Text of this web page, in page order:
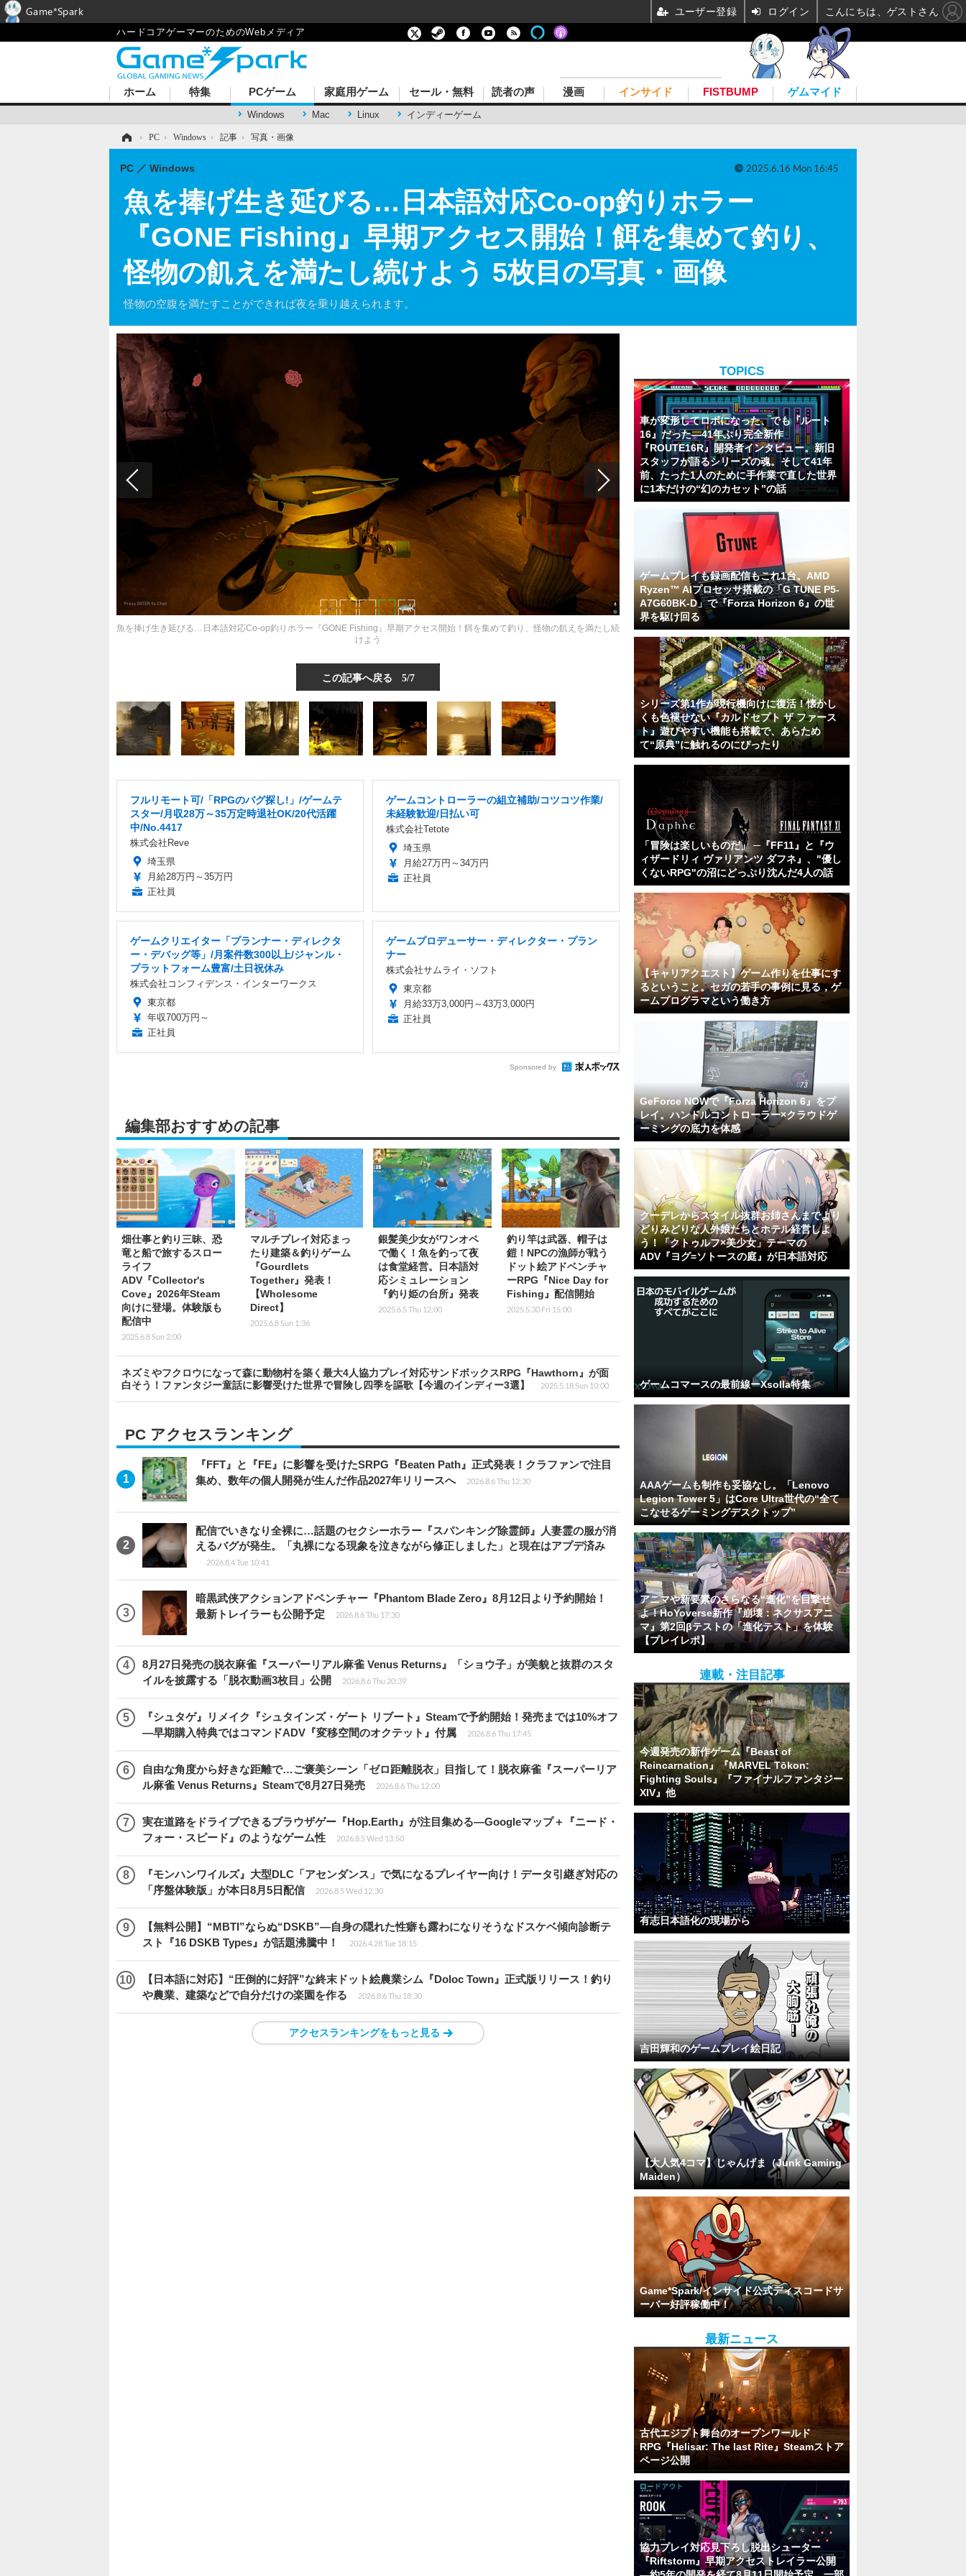
ハードコアゲーマーのためのWebメディア
ホーム 特集 PCゲーム
Windows Mac Linux インディーゲーム
家庭用ゲーム セール・無料 読者の声 漫画 インサイド FISTBUMP ゲムマイド
› PC › Windows › 記事 › 写真・画像
魚を捧げ生き延びる…日本語対応Co-op釣りホラー
『GONE Fishing』早期アクセス開始！餌を集めて釣り、
怪物の飢えを満たし続けよう 5枚目の写真・画像
怪物の空腹を満たすことができれば夜を乗り越えられます。
PC Windows 2025.6.16 Mon 16:45
魚を捧げ生き延びる…日本語対応Co-op釣りホラー『GONE Fishing』早期アクセス開始！餌を集めて釣り、怪物の飢えを満たし続
けよう
この記事へ戻る 5/7
フルリモート可/「RPGのバグ探し!」/ゲームテ
スター/月収28万～35万定時退社OK/20代活躍
中/No.4417
株式会社Reve
埼玉県
月給28万円～35万円
正社員
ゲームコントローラーの組立補助/コツコツ作業/
未経験歓迎/日払い可
株式会社Tetote
埼玉県
月給27万円～34万円
正社員
ゲームクリエイター「プランナー・ディレクタ
ー・デバッグ等」/月案件数300以上/ジャンル・
プラットフォーム豊富/土日祝休み
株式会社コンフィデンス・インターワークス
東京都
年収700万円～
正社員
ゲームプロデューサー・ディレクター・プラン
ナー
株式会社サムライ・ソフト
東京都
月給33万3,000円～43万3,000円
正社員
Sponsored by
編集部おすすめの記事
畑仕事と釣り三昧、恐
竜と船で旅するスロー
ライフ
ADV『Collector's
Cove』2026年Steam
向けに登場。体験版も
配信中
2025.6.8 Sun 2:00
マルチプレイ対応まっ
たり建築＆釣りゲーム
『Gourdlets
Together』発表！
【Wholesome
Direct】
2025.6.8 Sun 1:36
銀髪美少女がワンオペ
で働く！魚を釣って夜
は食堂経営。日本語対
応シミュレーション
『釣り姫の台所』発表
2025.6.5 Thu 12:00
釣り竿は武器、帽子は
鎧！NPCの漁師が戦う
ドット絵アドベンチャ
ーRPG『Nice Day for
Fishing』配信開始
2025.5.30 Fri 15:00
ネズミやフクロウになって森に動物村を築く最大4人協力プレイ対応サンドボックスRPG『Hawthorn』が面
白そう！ファンタジー童話に影響受けた世界で冒険し四季を謳歌【今週のインディー3選】
2025.5.18 Sun 10:00
PC アクセスランキング
『FFT』と『FE』に影響を受けたSRPG『Beaten Path』正式発表！クラファンで注目
集め、数年の個人開発が生んだ作品2027年リリースへ
2026.8.6 Thu 12:30
配信でいきなり全裸に…話題のセクシーホラー『スパンキング除霊師』人妻霊の服が消
えるバグが発生。「丸裸になる現象を泣きながら修正しました」と現在はアプデ済み
2026.8.4 Tue 10:41
暗黒武侠アクションアドベンチャー『Phantom Blade Zero』8月12日より予約開始！
最新トレイラーも公開予定
2026.8.6 Thu 17:30
8月27日発売の脱衣麻雀『スーパーリアル麻雀 Venus Returns』「ショウ子」が美貌と抜群のスタ
イルを披露する「脱衣動画3枚目」公開
2026.8.6 Thu 20:39
『シュタゲ』リメイク『シュタインズ・ゲート リブート』Steamで予約開始！発売までは10%オフ
―早期購入特典ではコマンドADV『変移空間のオクテット』付属
2026.8.6 Thu 17:45
自由な角度から好きな距離で…ご褒美シーン「ゼロ距離脱衣」目指して！脱衣麻雀『スーパーリア
ル麻雀 Venus Returns』Steamで8月27日発売
2026.8.6 Thu 12:00
実在道路をドライブできるブラウザゲー『Hop.Earth』が注目集める―Googleマップ＋『ニード・
フォー・スピード』のようなゲーム性
2026.8.5 Wed 13:50
『モンハンワイルズ』大型DLC「アセンダンス」で気になるプレイヤー向け！データ引継ぎ対応の
「序盤体験版」が本日8月5日配信
2026.8.5 Wed 12:30
【無料公開】“MBTI”ならぬ“DSKB”―自身の隠れた性癖も露わになりそうなドスケベ傾向診断テ
スト『16 DSKB Types』が話題沸騰中！
2026.4.28 Tue 18:15
【日本語に対応】“圧倒的に好評”な終末ドット絵農業シム『Doloc Town』正式版リリース！釣り
や農業、建築などで自分だけの楽園を作る
2026.8.6 Thu 18:30
アクセスランキングをもっと見る
TOPICS
車が変形してロボになった、でも『ルート
16』だった―41年ぶり完全新作
『ROUTE16R』開発者インタビュー。新旧
スタッフが語るシリーズの魂。そして41年
前、たった1人のために手作業で直した世界
に1本だけの“幻のカセット”の話
ゲームプレイも録画配信もこれ1台。AMD
Ryzen™ AIプロセッサ搭載の「G TUNE P5-
A7G60BK-D」で『Forza Horizon 6』の世
界を駆け回る
シリーズ第1作が現行機向けに復活！懐かし
くも色褪せない『カルドセプト ザ ファース
ト』遊びやすい機能も搭載で、あらため
て“原典”に触れるのにぴったり
「冒険は楽しいものだ」 ─『FF11』と『ウ
ィザードリィ ヴァリアンツ ダフネ』、"優し
くないRPG"の沼にどっぷり沈んだ4人の話
【キャリアクエスト】ゲーム作りを仕事にす
るということ。セガの若手の事例に見る，ゲ
ームプログラマという働き方
GeForce NOWで『Forza Horizon 6』をプ
レイ。ハンドルコントローラー×クラウドゲ
ーミングの底力を体感
クーデレからスタイル抜群お姉さんまでより
どりみどりな人外娘たちとホテル経営しよ
う！「クトゥルフ×美少女」テーマの
ADV『ヨグ=ソトースの庭』が日本語対応
ゲームコマースの最前線ーXsolla特集
AAAゲームも制作も妥協なし。「Lenovo
Legion Tower 5」はCore Ultra世代の“全て
こなせるゲーミングデスクトップ”
アニマや新要素のさらなる“進化”を目撃せ
よ！HoYoverse新作『崩壊：ネクサスアニ
マ』第2回βテストの「進化テスト」を体験
【プレイレポ】
連載・注目記事
今週発売の新作ゲーム『Beast of
Reincarnation』『MARVEL Tōkon:
Fighting Souls』『ファイナルファンタジー
XIV』他
有志日本語化の現場から
吉田輝和のゲームプレイ絵日記
【大人気4コマ】じゃんげま（Junk Gaming
Maiden）
Game*Spark/インサイド公式ディスコードサ
ーバー好評稼働中！
最新ニュース
古代エジプト舞台のオープンワールド
RPG『Helisar: The last Rite』Steamストア
ページ公開
協力プレイ対応見下ろし脱出シューター
『Riftstorm』早期アクセストレイラー公開
Game*Spark ユーザー登録 ログイン こんにちは、ゲストさん